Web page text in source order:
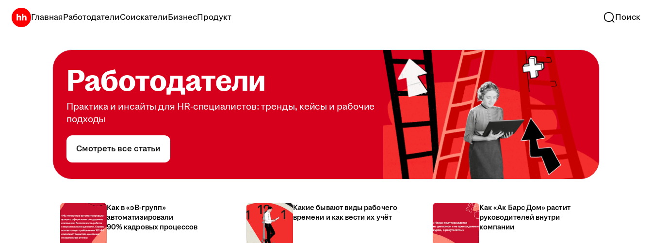
ГлавнаяРаботодателиСоискателиБизнесПродукт Поиск
Работодатели
Практика и инсайты для HR-специалистов: тренды, кейсы и рабочие
подходы
Смотреть все статьи
Как в «эВ-групп»
автоматизировали
90% кадровых процессов
Какие бывают виды рабочего
времени и как вести их учёт
Как «Ак Барс Дом» растит
руководителей внутри
компании